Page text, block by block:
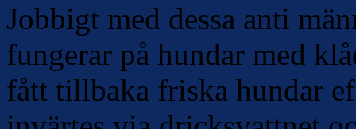
Jobbigt med dessa anti
fungerar på hundar med
fått tillbaka friska hundar